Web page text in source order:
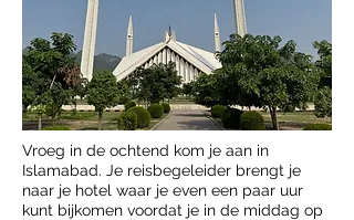
Vroeg in de ochtend kom je aan in
Islamabad. Je reisbegeleider brengt je
naar je hotel waar je even een paar uur
kunt bijkomen voordat je in de middag op